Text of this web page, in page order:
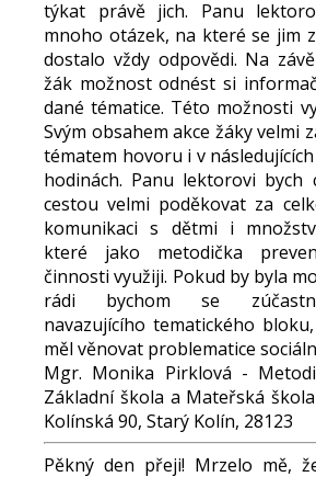
týkat právě jich. Panu
mnoho otázek, na které se jim
dostalo vždy odpovědi. Na
žák možnost odnést si
dané tématice. Této možnosti
Svým obsahem akce žáky velmi
tématem hovoru i v
hodinách. Panu lektorovi bych
cestou velmi poděkovat za
komunikaci s dětmi i
které jako metodička
činnosti využiji. Pokud by byla
rádi bychom se
navazujícího tematického
měl věnovat problematice
Mgr. Monika Pirklová -
Základní škola a Mateřská
Kolínská 90, Starý Kolín, 28123
Pěkný den přeji! Mrzelo mě,